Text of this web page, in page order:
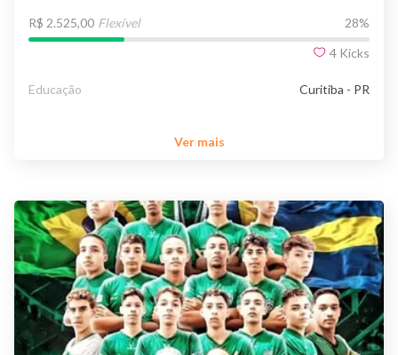
R$ 2.525,00 Flexível 28%
4 Kicks
Educação Curitiba - PR
Ver mais